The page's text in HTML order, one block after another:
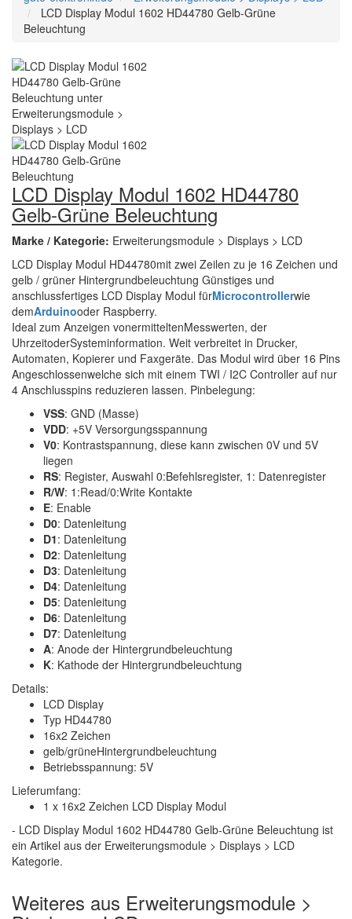
LCD Display Modul 1602 HD44780 Gelb-Grüne
Beleuchtung
LCD Display Modul 1602 HD44780
Gelb-Grüne Beleuchtung
Marke / Kategorie: Erweiterungsmodule > Displays > LCD
LCD Display Modul HD44780mit zwei Zeilen zu je 16 Zeichen und
gelb / grüner Hintergrundbeleuchtung Günstiges und
anschlussfertiges LCD Display Modul fürMicrocontrollerwie
demArduinooder Raspberry.
Ideal zum Anzeigen vonermitteltenMesswerten, der
UhrzeitoderSysteminformation. Weit verbreitet in Drucker,
Automaten, Kopierer und Faxgeräte. Das Modul wird über 16 Pins
Angeschlossenwelche sich mit einem TWI / I2C Controller auf nur
4 Anschlusspins reduzieren lassen. Pinbelegung:
VSS: GND (Masse)
VDD: +5V Versorgungsspannung
V0: Kontrastspannung, diese kann zwischen 0V und 5V
liegen
RS: Register, Auswahl 0:Befehlsregister, 1: Datenregister
R/W: 1:Read/0:Write Kontakte
E: Enable
D0: Datenleitung
D1: Datenleitung
D2: Datenleitung
D3: Datenleitung
D4: Datenleitung
D5: Datenleitung
D6: Datenleitung
D7: Datenleitung
A: Anode der Hintergrundbeleuchtung
K: Kathode der Hintergrundbeleuchtung
Details:
LCD Display
Typ HD44780
16x2 Zeichen
gelb/grüneHintergrundbeleuchtung
Betriebsspannung: 5V
Lieferumfang:
1 x 16x2 Zeichen LCD Display Modul
- LCD Display Modul 1602 HD44780 Gelb-Grüne Beleuchtung ist
ein Artikel aus der Erweiterungsmodule > Displays > LCD
Kategorie.
Weiteres aus Erweiterungsmodule >